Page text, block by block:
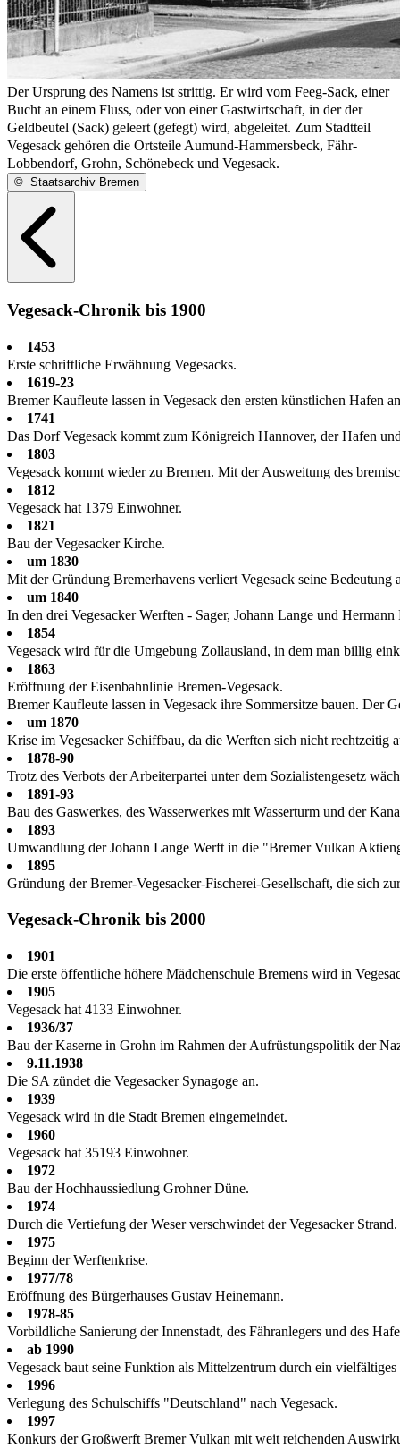
Der Ursprung des Namens ist strittig. Er wird vom Feeg-Sack, einer
Bucht an einem Fluss, oder von einer Gastwirtschaft, in der der
Geldbeutel (Sack) geleert (gefegt) wird, abgeleitet. Zum Stadtteil
Vegesack gehören die Ortsteile Aumund-Hammersbeck, Fähr-
Lobbendorf, Grohn, Schönebeck und Vegesack.
© Staatsarchiv Bremen
Vegesack-Chronik bis 1900
1453
Erste schriftliche Erwähnung Vegesacks.
1619-23
Bremer Kaufleute lassen in Vegesack den ersten künstlichen Hafen
1741
Das Dorf Vegesack kommt zum Königreich Hannover, der Hafen
1803
Vegesack kommt wieder zu Bremen. Mit der Ausweitung des
1812
Vegesack hat 1379 Einwohner.
1821
Bau der Vegesacker Kirche.
um 1830
Mit der Gründung Bremerhavens verliert Vegesack seine
um 1840
In den drei Vegesacker Werften - Sager, Johann Lange und
1854
Vegesack wird für die Umgebung Zollausland, in dem man billig
1863
Eröffnung der Eisenbahnlinie Bremen-Vegesack.
Bremer Kaufleute lassen in Vegesack ihre Sommersitze bauen.
um 1870
Krise im Vegesacker Schiffbau, da die Werften sich nicht
1878-90
Trotz des Verbots der Arbeiterpartei unter dem Sozialistengesetz
1891-93
Bau des Gaswerkes, des Wasserwerkes mit Wasserturm und der
1893
Umwandlung der Johann Lange Werft in die "Bremer Vulkan
1895
Gründung der Bremer-Vegesacker-Fischerei-Gesellschaft, die sich
Vegesack-Chronik bis 2000
1901
Die erste öffentliche höhere Mädchenschule Bremens wird in
1905
Vegesack hat 4133 Einwohner.
1936/37
Bau der Kaserne in Grohn im Rahmen der Aufrüstungspolitik der
9.11.1938
Die SA zündet die Vegesacker Synagoge an.
1939
Vegesack wird in die Stadt Bremen eingemeindet.
1960
Vegesack hat 35193 Einwohner.
1972
Bau der Hochhaussiedlung Grohner Düne.
1974
Durch die Vertiefung der Weser verschwindet der Vegesacker
1975
Beginn der Werftenkrise.
1977/78
Eröffnung des Bürgerhauses Gustav Heinemann.
1978-85
Vorbildliche Sanierung der Innenstadt, des Fähranlegers und des
ab 1990
Vegesack baut seine Funktion als Mittelzentrum durch ein
1996
Verlegung des Schulschiffs "Deutschland" nach Vegesack.
1997
Konkurs der Großwerft Bremer Vulkan mit weit reichenden